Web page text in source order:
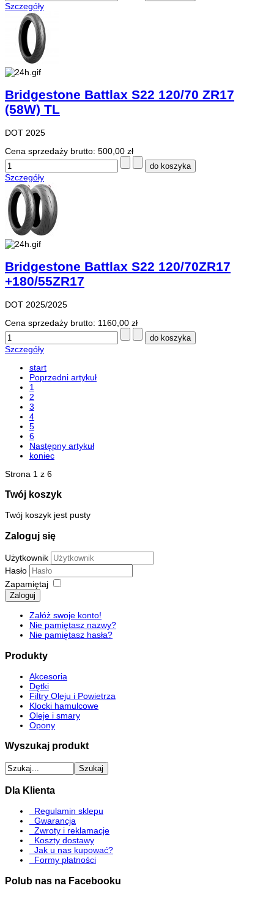
Szczegóły
Bridgestone Battlax S22 120/70 ZR17
(58W) TL
DOT 2025
Cena sprzedaży brutto: 500,00 zł
Szczegóły
Bridgestone Battlax S22 120/70ZR17
+180/55ZR17
DOT 2025/2025
Cena sprzedaży brutto: 1160,00 zł
Szczegóły
start
Poprzedni artykuł
1
2
3
4
5
6
Następny artykuł
koniec
Strona 1 z 6
Twój koszyk
Twój koszyk jest pusty
Zaloguj się
Użytkownik
Hasło
Zapamiętaj
Zaloguj
Załóż swoje konto!
Nie pamiętasz nazwy?
Nie pamiętasz hasła?
Produkty
Akcesoria
Dętki
Filtry Oleju i Powietrza
Klocki hamulcowe
Oleje i smary
Opony
Wyszukaj produkt
Dla Klienta
Regulamin sklepu
Gwarancja
Zwroty i reklamacje
Koszty dostawy
Jak u nas kupować?
Formy płatności
Polub nas na Facebooku